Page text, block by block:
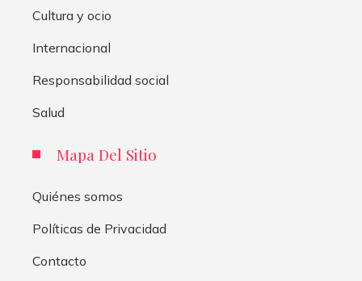
Cultura y ocio
Internacional
Responsabilidad social
Salud
Mapa Del Sitio
Quiénes somos
Políticas de Privacidad
Contacto